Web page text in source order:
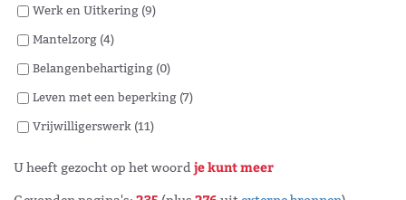
Werk en Uitkering (9)
Mantelzorg (4)
Belangenbehartiging (0)
Leven met een beperking (7)
Vrijwilligerswerk (11)
U heeft gezocht op het woordje kunt meer